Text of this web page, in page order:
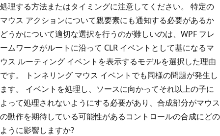
処理する方法またはタイミングに注意してください。 特定の
マウス アクションについて親要素にも通知する必要があるか
どうかについて適切な選択を行うのが難しいのは、WPF フレ
ームワークがルートに沿って CLR イベントとして基になるマ
ウス ルーティング イベントを表示するモデルを選択した理由
です。 トンネリング マウス イベントでも同様の問題が発生し
ます。 イベントを処理し、ソースに向かってそれ以上の子に
よって処理されないようにする必要があり、合成部分がマウス
の動作を期待している可能性があるコントロールの合成にどの
ように影響しますか?